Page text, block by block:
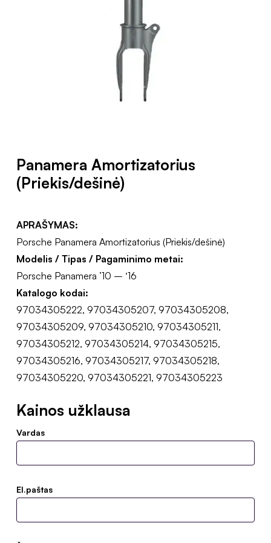
Panamera Amortizatorius
(Priekis/dešinė)
APRAŠYMAS:
Porsche Panamera Amortizatorius (Priekis/dešinė)
Modelis / Tipas / Pagaminimo metai:
Porsche Panamera ’10 – ‘16
Katalogo kodai:
97034305222, 97034305207, 97034305208,
97034305209, 97034305210, 97034305211,
97034305212, 97034305214, 97034305215,
97034305216, 97034305217, 97034305218,
97034305220, 97034305221, 97034305223
Kainos užklausa
Vardas
El.paštas